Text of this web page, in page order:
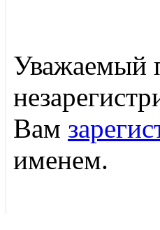
Уважаемый
Вам
именем.